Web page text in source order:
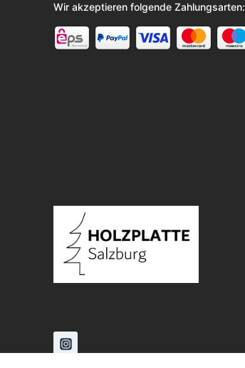
Wir akzeptieren folgende Zahlungsarten: